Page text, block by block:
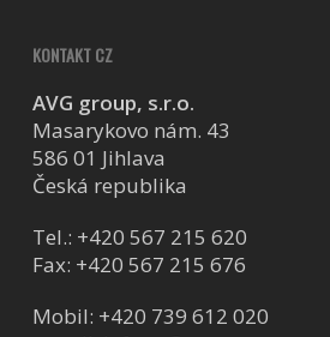
KONTAKT CZ
AVG group, s.r.o.
Masarykovo nám. 43
586 01 Jihlava
Česká republika
Tel.: +420 567 215 620
Fax: +420 567 215 676
Mobil: +420 739 612 020